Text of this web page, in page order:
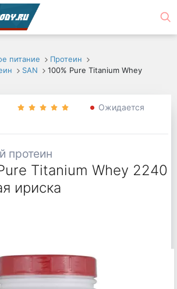
питание
Протеин
SAN 100% Pure Titanium Whey
Ожидается
протеин
Titanium Whey 2240
ириска